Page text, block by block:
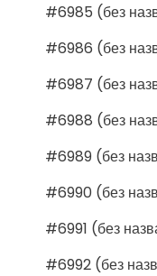
#6985 (без
#6986 (без
#6987 (без
#6988 (без
#6989 (без
#6990 (без
#6991 (без
#6992 (без